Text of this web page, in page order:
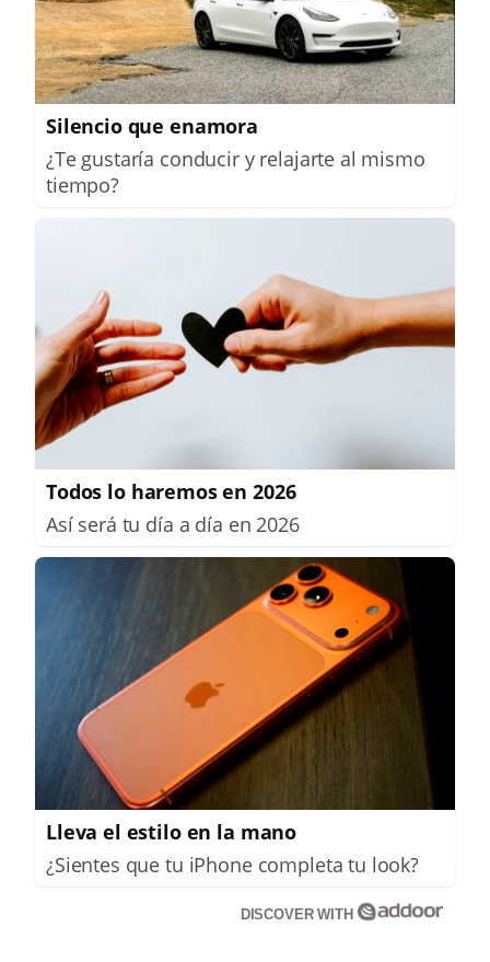
Silencio que enamora
¿Te gustaría conducir y relajarte al mismo
tiempo?
Todos lo haremos en 2026
Así será tu día a día en 2026
Lleva el estilo en la mano
¿Sientes que tu iPhone completa tu look?
DISCOVER WITH